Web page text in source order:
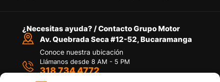
¿Necesitas ayuda? / Contacto Grupo Motor
Av. Quebrada Seca #12-52, Bucaramanga
Conoce nuestra ubicación
Llámanos desde 8 AM - 5 PM
318 734 4772